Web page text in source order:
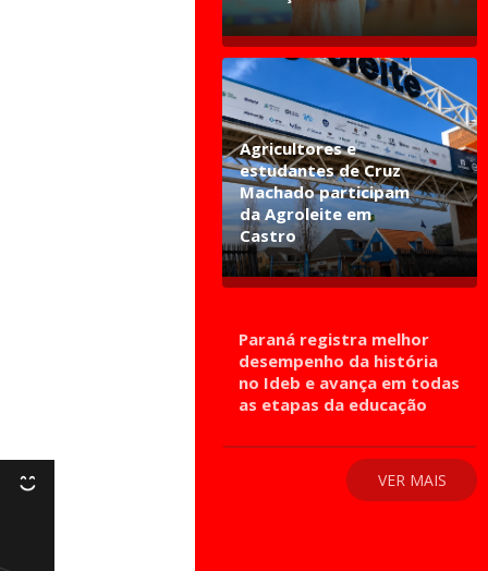
Agricultores e
estudantes de Cruz
Machado participam
da Agroleite em
Castro
Paraná registra melhor
desempenho da história
no Ideb e avança em todas
as etapas da educação
VER MAIS